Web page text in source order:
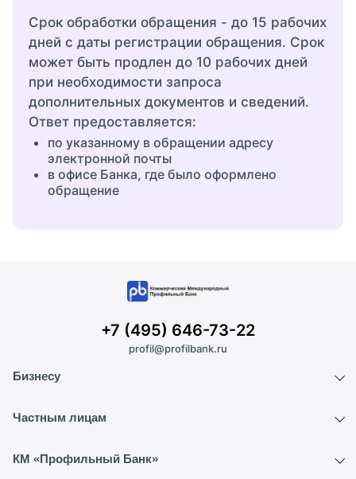
Срок обработки обращения - до 15 рабочих
дней с даты регистрации обращения. Срок
может быть продлен до 10 рабочих дней
при необходимости запроса
дополнительных документов и сведений.
Ответ предоставляется:
по указанному в обращении адресу
электронной почты
в офисе Банка, где было оформлено
обращение
+7 (495) 646-73-22
profil@profilbank.ru
Бизнесу
Расчетный счет
Депозиты
Частным лицам
Вклады
КМ «Профильный Банк»